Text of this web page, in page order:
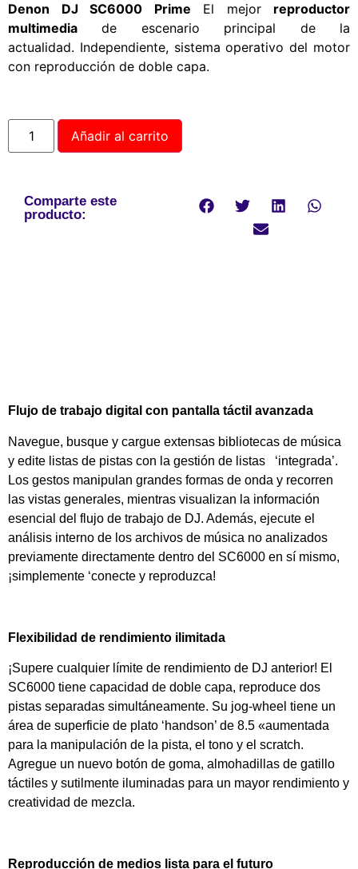
Denon DJ SC6000 Prime El mejor reproductor
multimedia de escenario principal de la
actualidad. Independiente, sistema operativo del motor
con reproducción de doble capa.
Añadir al carrito
Comparte este
producto:
Flujo de trabajo digital con pantalla táctil avanzada
Navegue, busque y cargue extensas bibliotecas de música
y edite listas de pistas con la gestión de listas ‘integrada’.
Los gestos manipulan grandes formas de onda y recorren
las vistas generales, mientras visualizan la información
esencial del flujo de trabajo de DJ. Además, ejecute el
análisis interno de los archivos de música no analizados
previamente directamente dentro del SC6000 en sí mismo,
¡simplemente ‘conecte y reproduzca!
Flexibilidad de rendimiento ilimitada
¡Supere cualquier límite de rendimiento de DJ anterior! El
SC6000 tiene capacidad de doble capa, reproduce dos
pistas separadas simultáneamente. Su jog-wheel tiene un
área de superficie de plato ‘handson’ de 8.5 «aumentada
para la manipulación de la pista, el tono y el scratch.
Agregue un nuevo botón de goma, almohadillas de gatillo
táctiles y sutilmente iluminadas para un mayor rendimiento y
creatividad de mezcla.
Reproducción de medios lista para el futuro